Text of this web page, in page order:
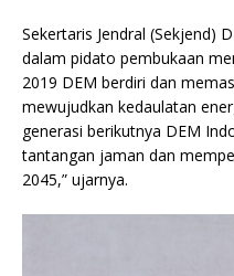
Sekertaris Jendral (Sekjend)
dalam pidato pembukaan
2019 DEM berdiri dan
mewujudkan kedaulatan
generasi berikutnya DEM
tantangan jaman dan
2045,” ujarnya.